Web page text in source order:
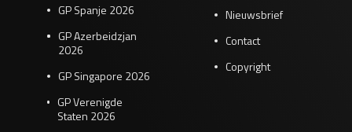
GP Spanje 2026
GP Azerbeidzjan
2026
GP Singapore 2026
GP Verenigde
Staten 2026
Nieuwsbrief
Contact
Copyright